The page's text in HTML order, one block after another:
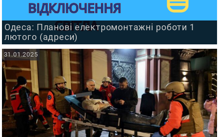
Одеса: Планові електромонтажні роботи 1
лютого (адреси)
31.01.2025